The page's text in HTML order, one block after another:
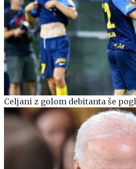
Celjani z golom debitanta še